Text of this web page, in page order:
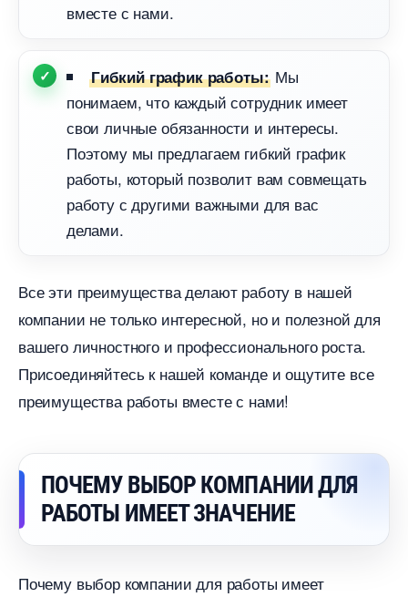
месте с нами.
Гибкий график работы: Мы
понимаем, что каждый сотрудник имеет
свои личные обязанности и интересы.
Поэтому мы предлагаем гибкий график
работы, который позволит вам совмещать
работу с другими важными для вас
делами.
се эти преимущества делают работу в нашей
компании не только интересной, но и полезной для
ашего личностного и профессионального роста.
Присоединяйтесь к нашей команде и ощутите все
преимущества работы вместе с нами!
ПОЧЕМУ ВЫБОР КОМПАНИИ ДЛЯ
РАБОТЫ ИМЕЕТ ЗНАЧЕНИЕ
Почему выбор компании для работы имеет